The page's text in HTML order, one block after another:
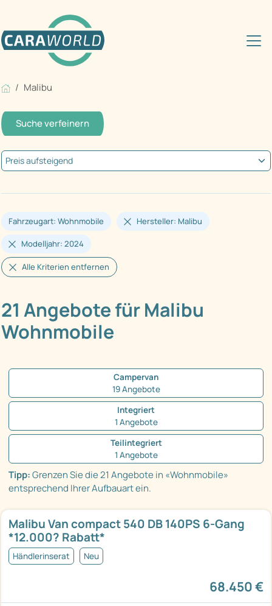
Malibu
Suche verfeinern
Fahrzeugart: Wohnmobile Hersteller: Malibu
Modelljahr: 2024
Alle Kriterien entfernen
21 Angebote für Malibu
Wohnmobile
Campervan
19 Angebote
Integriert
1 Angebote
Teilintegriert
1 Angebote
Tipp:Grenzen Sie die 21 Angebote in «Wohnmobile»
entsprechend Ihrer Aufbauart ein.
Malibu Van compact 540 DB 140PS 6-Gang
*12.000? Rabatt*
Händlerinserat Neu
68.450 €